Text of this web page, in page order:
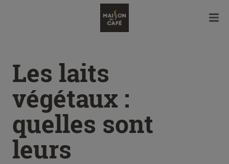
Les laits
végétaux :
quelles sont
leurs